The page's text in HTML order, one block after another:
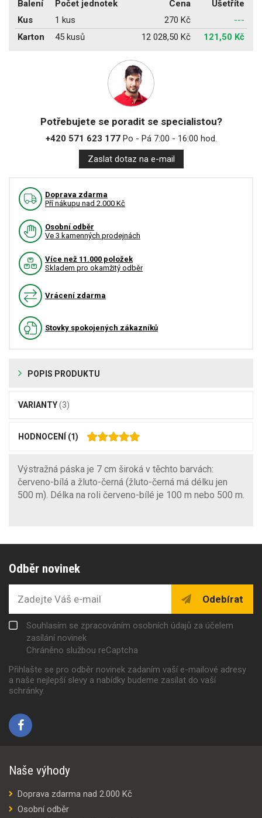
Balení Počet jednotek Cena
Ušetříte
Kus
1 kus 270 Kč
---
Karton
45 kusů 12 028,50 Kč 121,50 Kč
Potřebujete se poradit se specialistou?
+420 571 623 177Po - Pá 7:00 - 16:00 hod.
Zaslat dotaz na e-mail
Doprava zdarma
Pří nákupu nad 2.000 Kč
Osobní odběr
Ve 3 kamenných prodejnách
Více než 11.000 položek
Skladem pro okamžitý odběr
Vrácení zdarma
Stovky spokojených zákazníků
POPIS PRODUKTU
VARIANTY(3)
HODNOCENÍ (1)
Výstražná páska je 7 cm široká v těchto barvách:
červeno-bílá a žluto-černá (žluto-černá má délku jen
500 m). Délka na roli červeno-bílé je 100 m nebo 500 m.
Odběr novinek
Odebírat
Souhlasím se zpracováním osobních údajů za účelem
zasílání novinek
Chráněno službou reCaptcha
Přihlašte se pro odběr novinek zadaním vaší e-mailové adresy
a naše nejlepší slevy a nabídky budeme zasílat do vaší
schránky.
Naše výhody
Doprava zdarma nad 2.000 Kč
Osobní odběr